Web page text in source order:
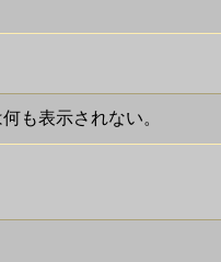
も表示されない。